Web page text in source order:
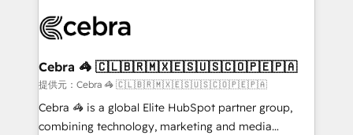
implementations, and 5,000+ pages ✨ CS: Clients
CS: 245% organic growth & +751% new visitors for a
full-funnel HubSpot project ✨ CS: 415% conversion
boost with a new HubSpot site Recognized leaders:
🏆 HubSpot Platform Migration Impact Award 🏆
Cebra 🦓 🇨🇱🇧🇷🇲🇽🇪🇸🇺🇸🇨🇴🇵🇪🇵🇦
提供元：Cebra 🦓 🇨🇱🇧🇷🇲🇽🇪🇸🇺🇸🇨🇴🇵🇪🇵🇦
Cebra 🦓 is a global Elite HubSpot partner group,
combining technology, marketing and media